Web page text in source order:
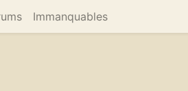
Immanquables